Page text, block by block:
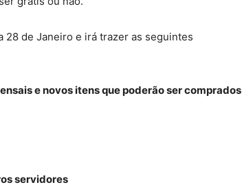
28 de Janeiro e irá trazer as seguintes
e novos itens que poderão ser comprados
servidores